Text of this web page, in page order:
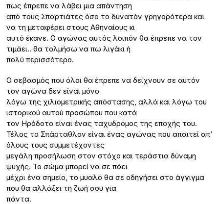
πως έπρεπε να λάβει μια απάντηση
από τους Σπαρτιάτες όσο το δυνατόν γρηγορότερα και
να τη μεταφέρει στους Αθηναίους κι
αυτό έκανε. Ο αγώνας αυτός λοιπόν θα έπρεπε να τον
τιμάει.. θα τολμήσω να πω λιγάκι ή
πολύ περισσότερο.
Ο σεβασμός που όλοι θα έπρεπε να δείχνουν σε αυτόν
τον αγώνα δεν είναι μόνο
λόγω της χιλιομετρικής απόστασης, αλλά και λόγω του
ιστορικού αυτού προσώπου που κατά
τον Ηρόδοτο είναι ένας ταχυδρόμος της εποχής του.
Τέλος το Σπάρταθλον είναι ένας αγώνας που απαιτεί απ’
όλους τους συμμετέχοντες
μεγάλη προσήλωση στον στόχο και τεράστια δύναμη
ψυχής. Το σώμα μπορεί να σε πάει
μέχρι ένα σημείο, το μυαλό θα σε οδηγήσει στο άγγιγμα
που θα αλλάξει τη ζωή σου για
πάντα.